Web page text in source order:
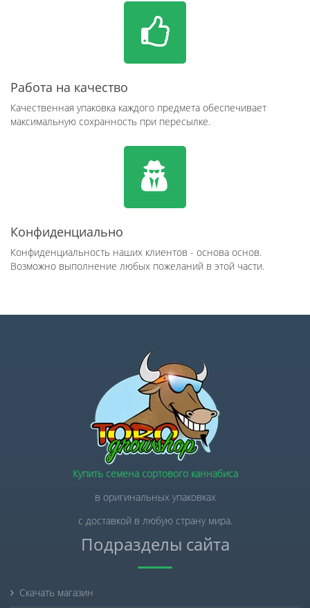
Работа на качество
Качественная упаковка каждого предмета обеспечивает
максимальную сохранность при пересылке.
Конфиденциально
Конфиденциальность наших клиентов - основа основ.
Возможно выполнение любых пожеланий в этой части.
Купить семена сортового каннабиса
в оригинальных упаковках
с доставкой в любую страну мира.
Подразделы сайта
Скачать магазин